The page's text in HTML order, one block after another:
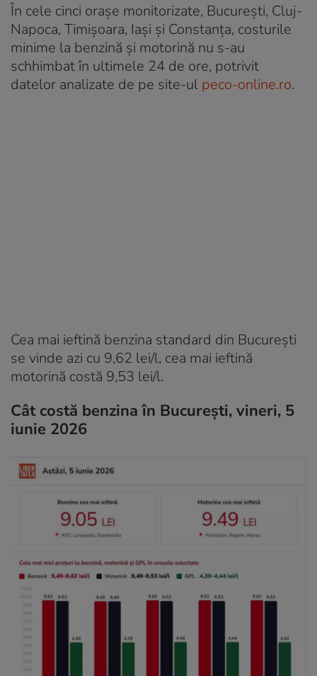
În cele cinci orașe monitorizate, București, Cluj-
Napoca, Timișoara, Iași și Constanța, costurile
minime la benzină și motorină nu s-au
schhimbat în ultimele 24 de ore, potrivit
datelor analizate de pe site-ul peco-online.ro.
Cea mai ieftină benzina standard din București
se vinde azi cu 9,62 lei/l, cea mai ieftină
motorină costă 9,53 lei/l.
Cât costă benzina în București, vineri, 5
iunie 2026